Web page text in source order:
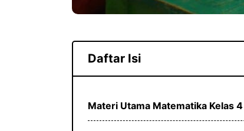
Daftar Isi
Materi Utama Matematika Kelas 4